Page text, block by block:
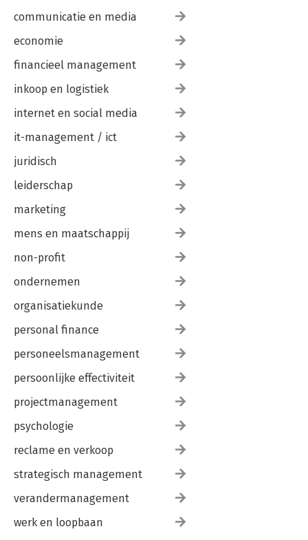
communicatie en media
economie
financieel management
inkoop en logistiek
internet en social media
it-management / ict
juridisch
leiderschap
marketing
mens en maatschappij
non-profit
ondernemen
organisatiekunde
personal finance
personeelsmanagement
persoonlijke effectiviteit
projectmanagement
psychologie
reclame en verkoop
strategisch management
verandermanagement
werk en loopbaan